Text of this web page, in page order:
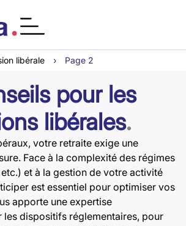
libérale › Page 2
pour les
libérales.
votre retraite exige une
Face à la complexité des régimes
etc.) et à la gestion de votre activité
est essentiel pour optimiser vos
apporte une expertise
les dispositifs réglementaires, pour